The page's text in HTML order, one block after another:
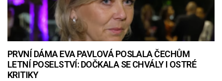
PRVNÍ DÁMA EVA PAVLOVÁ POSLALA ČECHŮM
LETNÍ POSELSTVÍ: DOČKALA SE CHVÁLY I OSTRÉ
KRITIKY